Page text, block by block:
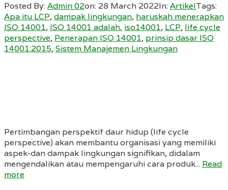
Posted By:Admin 02on: 28 March 2022In:ArtikelTags:
Apa itu LCP,dampak lingkungan, haruskah menerapkan
ISO 14001, ISO 14001 adalah, iso14001, LCP, life cycle
perspective, Penerapan ISO 14001, prinsip dasar ISO
14001:2015,Sistem Manajemen Lingkungan
Pertimbangan perspektif daur hidup (life cycle
perspective) akan membantu organisasi yang memiliki
aspek-dan dampak lingkungan signifikan, didalam
mengendalikan atau mempengaruhi cara produk... Read
more